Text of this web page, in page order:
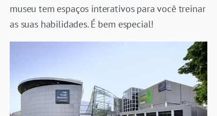
museu tem espaços interativos para você treinar
as suas habilidades. É bem especial!